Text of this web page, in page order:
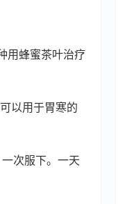
用蜂蜜茶叶治疗
以用于胃寒的
次服下。一天